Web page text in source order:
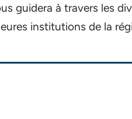
guidera à travers les
institutions de la